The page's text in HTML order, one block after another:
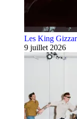
Les King
9 juillet 2026